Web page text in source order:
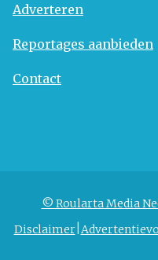
Adverteren
Reportages aanbieden
Contact
© Roularta Media
Disclaimer